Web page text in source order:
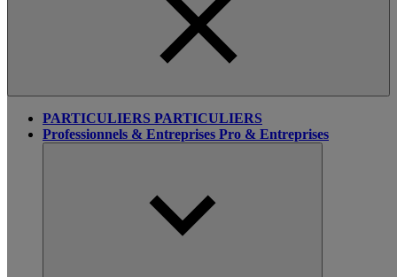
PARTICULIERS PARTICULIERS
Professionnels & Entreprises Pro & Entreprises